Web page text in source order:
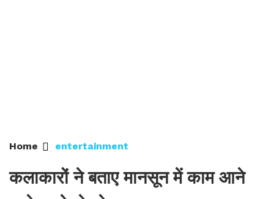
Home entertainment
कलाकारों ने बताए मानसून में काम आने